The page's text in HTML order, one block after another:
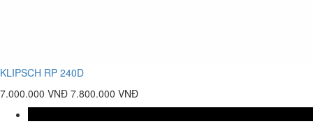
KLIPSCH RP 240D
7.000.000 VNĐ 7.800.000 VNĐ